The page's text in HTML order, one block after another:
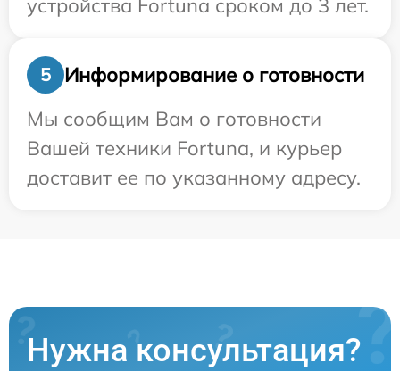
устройства Fortuna сроком до 3 лет.
5
Информирование о готовности
Мы сообщим Вам о готовности
Вашей техники Fortuna, и курьер
доставит ее по указанному адресу.
Нужна консультация?